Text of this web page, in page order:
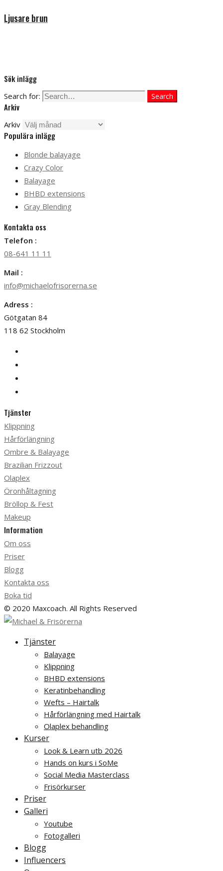
Ljusare brun
Sök inlägg
Search for: Search
Arkiv
Arkiv
Populära inlägg
Blonde balayage
Crazy Color
Balayage
BHBD extensions
Gray Blending
Kontakta oss
Telefon :
08-641 11 11
Mail :
info@michaelofrisorerna.se
Adress :
Götgatan 84
118 62 Stockholm
Tjänster
Klippning
Hårförlängning
Ombre & Balayage
Brazilian Frizzout
Olaplex
Öronhåltagning
Bröllop & Fest
Makeup
Information
Om oss
Priser
Blogg
Kontakta oss
Boka tid
© 2020 Maxcoach. All Rights Reserved
Tjänster
Balayage
Klippning
BHBD extensions
Keratinbehandling
Wefts – Hairtalk
Hårförlängning med Hairtalk
Olaplex behandling
Kurser
Look & Learn utb 2026
Hands on kurs i SoMe
Social Media Masterclass
Frisörkurser
Priser
Galleri
Youtube
Fotogalleri
Blogg
Influencers